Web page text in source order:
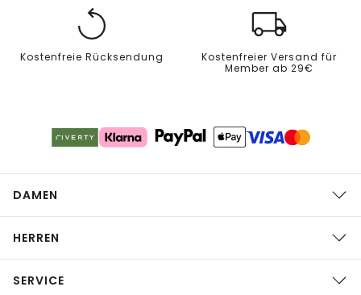
Kostenfreie Rücksendung
Kostenfreier Versand für
Member ab 29€
DAMEN
HERREN
SERVICE